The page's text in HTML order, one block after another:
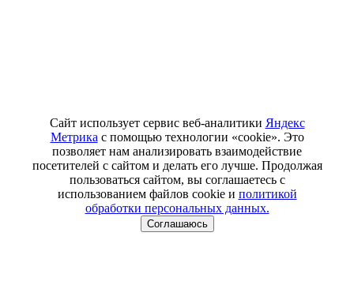
Сайт использует сервис веб-аналитики Яндекс
Метрика с помощью технологии «cookie». Это
позволяет нам анализировать взаимодействие
посетителей с сайтом и делать его лучше. Продолжая
пользоваться сайтом, вы соглашаетесь с
использованием файлов cookie и политикой
обработки персональных данных.
Соглашаюсь